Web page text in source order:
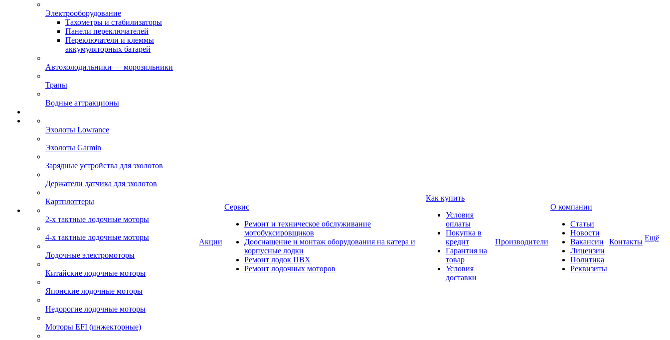
Электрооборудование
Тахометры и стабилизаторы
Панели переключателей
Переключатели и клеммы
аккумуляторных батарей
Автохолодильники — морозильники
Трапы
Водные аттракционы
Эхолоты Lowrance
Эхолоты Garmin
Зарядные устройства для эхолотов
Держатели датчика для эхолотов
Картплоттеры
2-х тактные лодочные моторы
4-х тактные лодочные моторы
Лодочные электромоторы
Китайские лодочные моторы
Японские лодочные моторы
Недорогие лодочные моторы
Моторы EFI (инжекторные)
Акции
Сервис
Ремонт и техническое обслуживание
мотобуксировщиков
Дооснащение и монтаж оборудования на катера и
корпусные лодки
Ремонт лодок ПВХ
Ремонт лодочных моторов
Как купить
Условия
оплаты
Покупка в
кредит
Гарантия на
товар
Условия
доставки
Производители
О компании
Статьи
Новости
Вакансии
Лицензии
Политика
Реквизиты
Контакты Ещё